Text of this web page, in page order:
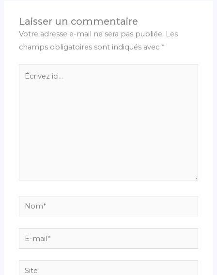
Laisser un commentaire
Votre adresse e-mail ne sera pas publiée. Les
champs obligatoires sont indiqués avec *
Écrivez
Nom*
E-
mail*
Site